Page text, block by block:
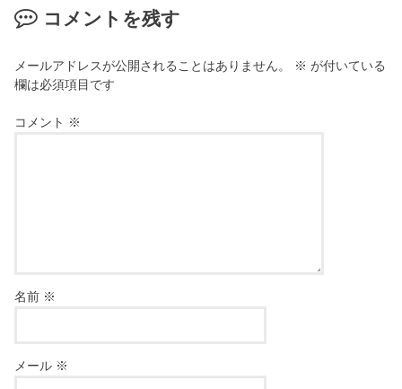
コメントを残す
メールアドレスが公開されることはありません。 ※ が付いている
欄は必須項目です
コメント ※
名前 ※
メール ※